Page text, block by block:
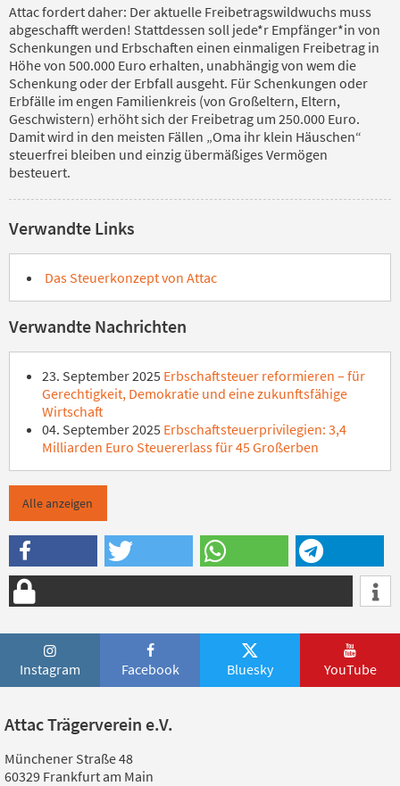
Attac fordert daher: Der aktuelle Freibetragswildwuchs muss
abgeschafft werden! Stattdessen soll jede*r Empfänger*in von
Schenkungen und Erbschaften einen einmaligen Freibetrag in
Höhe von 500.000 Euro erhalten, unabhängig von wem die
Schenkung oder der Erbfall ausgeht. Für Schenkungen oder
Erbfälle im engen Familienkreis (von Großeltern, Eltern,
Geschwistern) erhöht sich der Freibetrag um 250.000 Euro.
Damit wird in den meisten Fällen „Oma ihr klein Häuschen“
steuerfrei bleiben und einzig übermäßiges Vermögen
besteuert.
Verwandte Links
Das Steuerkonzept von Attac
Verwandte Nachrichten
23. September 2025 Erbschaftsteuer reformieren – für
Gerechtigkeit, Demokratie und eine zukunftsfähige
Wirtschaft
04. September 2025 Erbschaftsteuerprivilegien: 3,4
Milliarden Euro Steuererlass für 45 Großerben
Alle anzeigen
Instagram Facebook Bluesky YouTube
Attac Trägerverein e.V.
Münchener Straße 48
60329 Frankfurt am Main